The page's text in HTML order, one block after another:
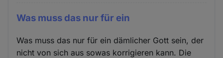
Was muss das nur für ein
Was muss das nur für ein dämlicher Gott sein, der
nicht von sich aus sowas korrigieren kann. Die